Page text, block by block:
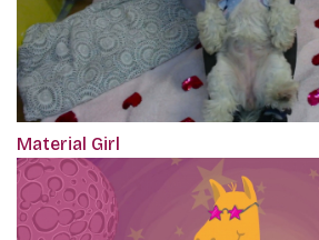
Material Girl